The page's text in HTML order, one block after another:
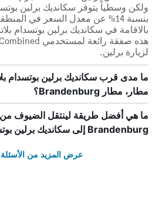
ولكن وسطياً يتوفر سكانديك برلين
بنسبة 14% عن معدل السعر في
لزيارة برلين.
ما مدى قرب سكانديك برلين بوتسدام
مطار، مطار Brandenburg؟
ما هي أفضل طريقة لينتقل الضيوف
Brandenburg إلى سكانديك برلين بوتسدام بلاتز؟
عرض المزيد من الأسئلة